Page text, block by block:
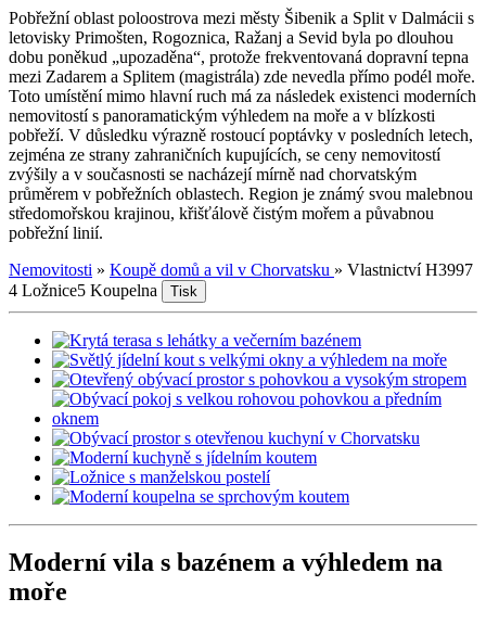
Pobřežní oblast poloostrova mezi městy Šibenik a Split v Dalmácii s
letovisky Primošten, Rogoznica, Ražanj a Sevid byla po dlouhou
dobu poněkud „upozaděna“, protože frekventovaná dopravní tepna
mezi Zadarem a Splitem (magistrála) zde nevedla přímo podél moře.
Toto umístění mimo hlavní ruch má za následek existenci moderních
nemovitostí s panoramatickým výhledem na moře a v blízkosti
pobřeží. V důsledku výrazně rostoucí poptávky v posledních letech,
zejména ze strany zahraničních kupujících, se ceny nemovitostí
zvýšily a v současnosti se nacházejí mírně nad chorvatským
průměrem v pobřežních oblastech. Region je známý svou malebnou
středomořskou krajinou, křišťálově čistým mořem a půvabnou
pobřežní linií.
Nemovitosti » Koupě domů a vil v Chorvatsku » Vlastnictví H3997
4 Ložnice5 Koupelna Tisk
Moderní vila s bazénem a výhledem na
moře